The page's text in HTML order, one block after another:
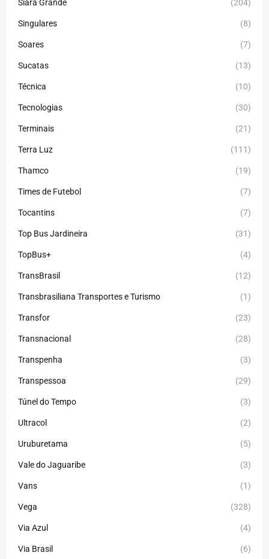
Siará Grande (204)
Singulares (8)
Soares (7)
Sucatas (13)
Técnica (10)
Tecnologias (30)
Terminais (21)
Terra Luz (111)
Thamco (19)
Times de Futebol (7)
Tocantins (7)
Top Bus Jardineira (31)
TopBus+ (4)
TransBrasil (12)
Transbrasiliana Transportes e Turismo (1)
Transfor (23)
Transnacional (28)
Transpenha (3)
Transpessoa (29)
Túnel do Tempo (3)
Ultracol (2)
Uruburetama (5)
Vale do Jaguaribe (3)
Vans (1)
Vega (328)
Via Azul (4)
Via Brasil (6)